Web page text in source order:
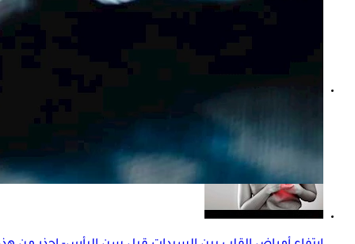
كيف يؤدي تناول السكر إلى ارتفاع ضغط الدم؟